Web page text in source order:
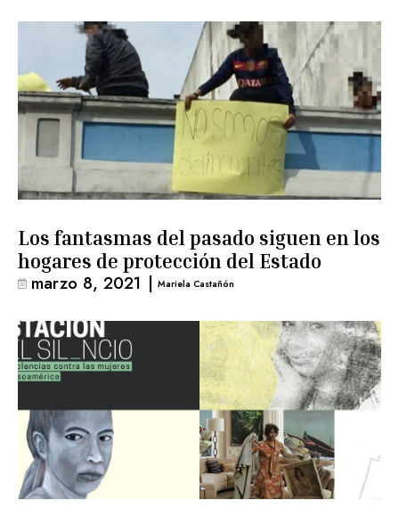
Los fantasmas del pasado siguen en los
hogares de protección del Estado
marzo 8, 2021 | Mariela Castañón